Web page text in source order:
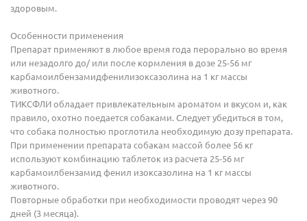
здоровым.
Особенности применения
Препарат применяют в любое время года перорально во время
или незадолго до/ или после кормления в дозе 25-56 мг
карбамоилбензамидфенилизоксазолина на 1 кг массы
животного.
ТИКСФЛИ обладает привлекательным ароматом и вкусом и, как
правило, охотно поедается собаками. Следует убедиться в том,
что собака полностью проглотила необходимую дозу препарата.
При применении препарата собакам массой более 56 кг
используют комбинацию таблеток из расчета 25-56 мг
карбамоилбензамид фенил изоксазолина на 1 кг массы
животного.
Повторные обработки при необходимости проводят через 90
дней (3 месяца).